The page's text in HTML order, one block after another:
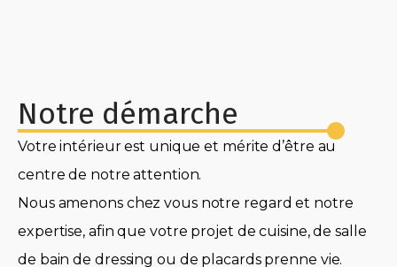
Notre démarche
Votre intérieur est unique et mérite d’être au
centre de notre attention.
Nous amenons chez vous notre regard et notre
expertise, afin que votre projet de cuisine, de salle
de bain de dressing ou de placards prenne vie.